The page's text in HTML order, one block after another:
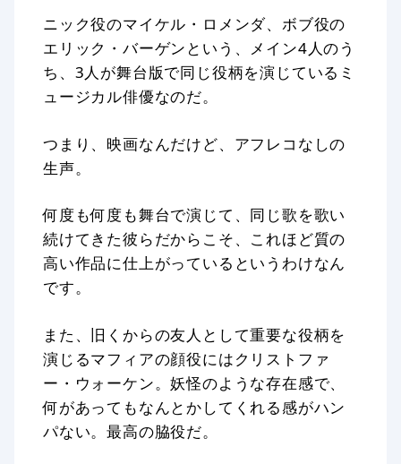
ニック役のマイケル・ロメンダ、ボブ役の
エリック・バーゲンという、メイン4人のう
ち、3人が舞台版で同じ役柄を演じているミ
ュージカル俳優なのだ。
つまり、映画なんだけど、アフレコなしの
生声。
何度も何度も舞台で演じて、同じ歌を歌い
続けてきた彼らだからこそ、これほど質の
高い作品に仕上がっているというわけなん
です。
また、旧くからの友人として重要な役柄を
演じるマフィアの顔役にはクリストファ
ー・ウォーケン。妖怪のような存在感で、
何があってもなんとかしてくれる感がハン
パない。最高の脇役だ。